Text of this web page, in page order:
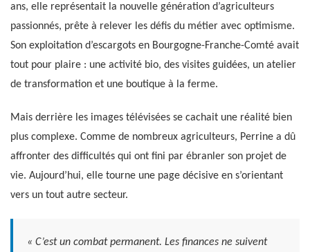
ans, elle représentait la nouvelle génération d’agriculteurs
passionnés, prête à relever les défis du métier avec optimisme.
Son exploitation d’escargots en Bourgogne-Franche-Comté avait
tout pour plaire : une activité bio, des visites guidées, un atelier
de transformation et une boutique à la ferme.
Mais derrière les images télévisées se cachait une réalité bien
plus complexe. Comme de nombreux agriculteurs, Perrine a dû
affronter des difficultés qui ont fini par ébranler son projet de
vie. Aujourd’hui, elle tourne une page décisive en s’orientant
vers un tout autre secteur.
« C’est un combat permanent. Les finances ne suivent